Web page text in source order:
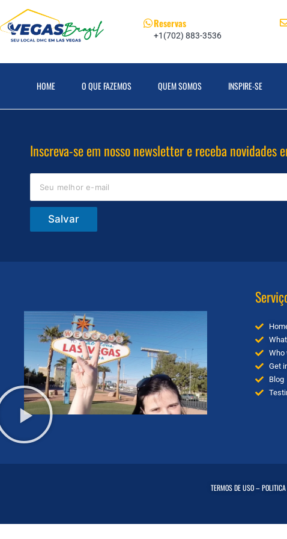
Reservas
+1(702) 883-3536
HOME O QUE FAZEMOS QUEM SOMOS INSPIRE-SE
Inscreva-se em nosso newsletter e receba novidades
Salvar
Who
Get
Blog
TERMOS DE USO–